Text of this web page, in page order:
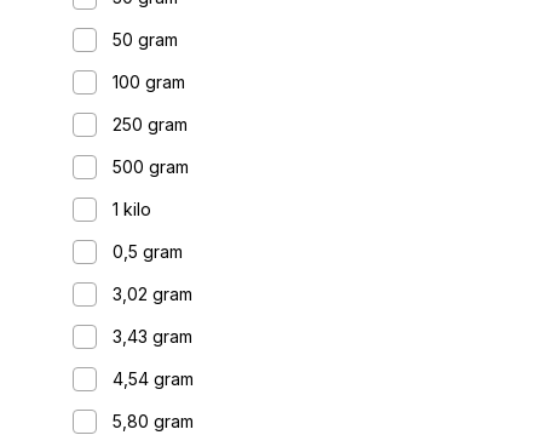
50 gram
100 gram
250 gram
500 gram
1 kilo
0,5 gram
3,02 gram
3,43 gram
4,54 gram
5,80 gram